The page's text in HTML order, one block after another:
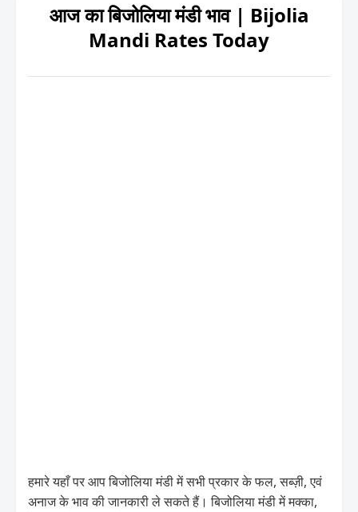
आज का बिजोलिया मंडी भाव | Bijolia
Mandi Rates Today
हमारे यहाँ पर आप बिजोलिया मंडी में सभी प्रकार के फल, सब्ज़ी, एवं
अनाज के भाव की जानकारी ले सकते हैं। बिजोलिया मंडी में मक्का,